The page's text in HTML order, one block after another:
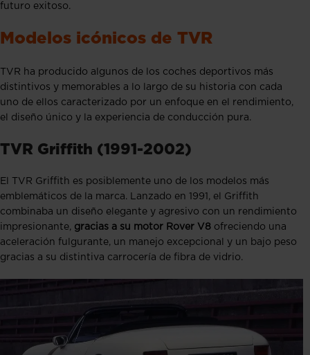
futuro exitoso​.
Modelos icónicos de TVR
TVR ha producido algunos de los coches deportivos más
distintivos y memorables a lo largo de su historia con cada
uno de ellos caracterizado por un enfoque en el rendimiento,
el diseño único y la experiencia de conducción pura.
TVR Griffith (1991-2002)
El TVR Griffith es posiblemente uno de los modelos más
emblemáticos de la marca. Lanzado en 1991, el Griffith
combinaba un diseño elegante y agresivo con un rendimiento
impresionante, gracias a su motor Rover V8 ofreciendo una
aceleración fulgurante, un manejo excepcional y un bajo peso
gracias a su distintiva carrocería de fibra de vidrio​.